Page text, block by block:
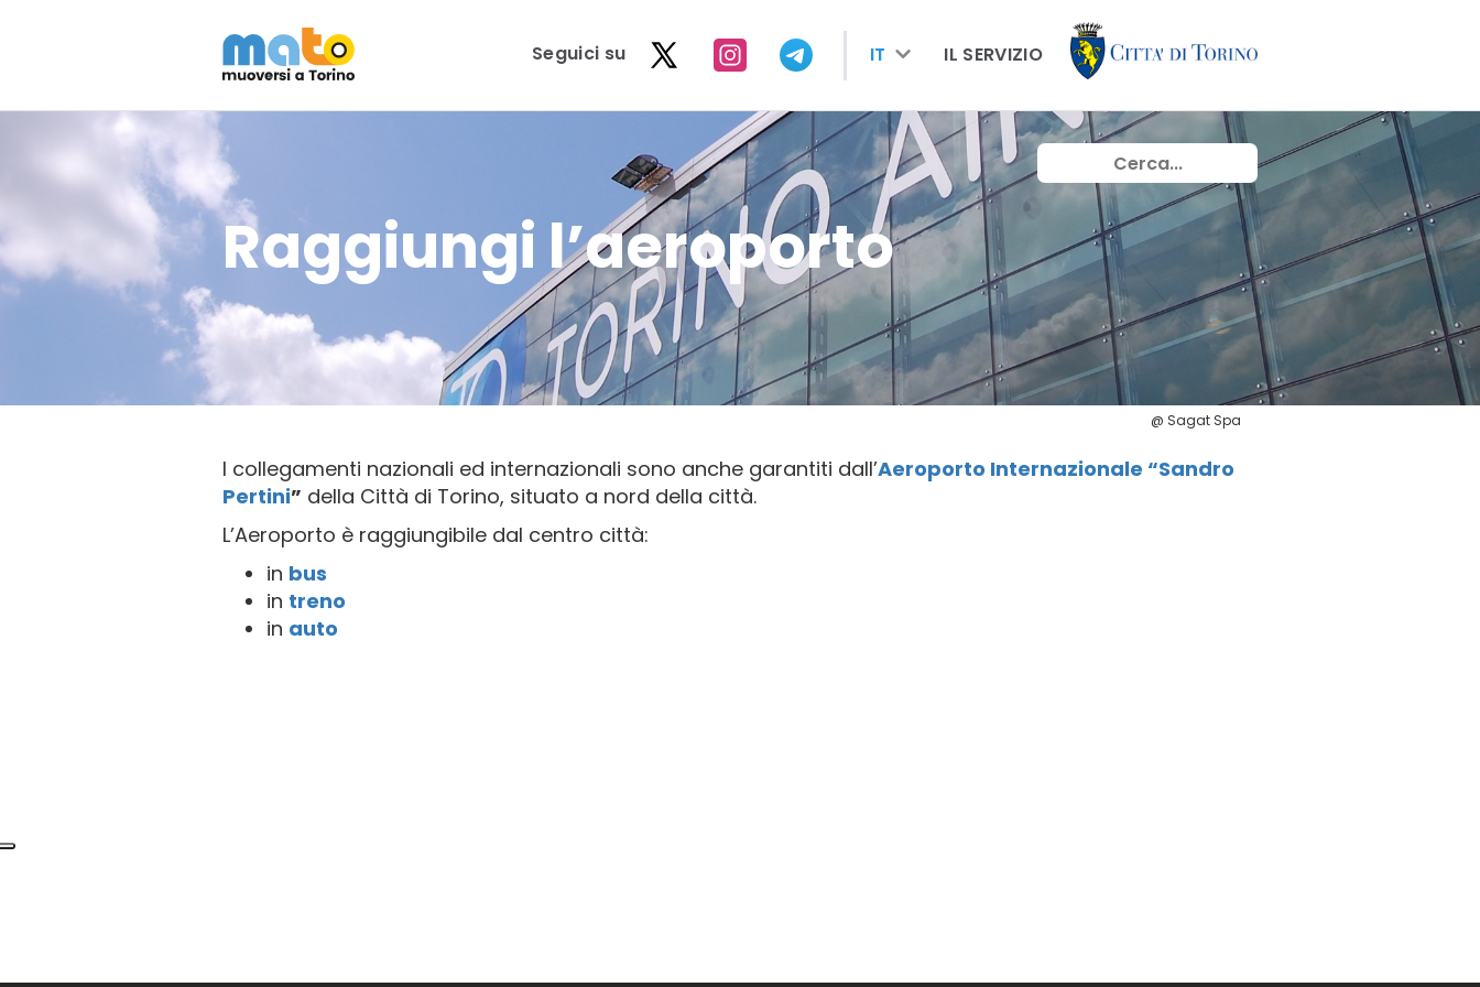
seguici su IT IL SERVIZIO
Raggiungi l’aeroporto
I collegamenti nazionali ed internazionali sono anche garantiti dall’Aeroporto Internazionale “Sandro
Pertini” della Città di Torino, situato a nord della città.
L’Aeroporto è raggiungibile dal centro città:
in bus
in treno
in auto
@ Sagat Spa